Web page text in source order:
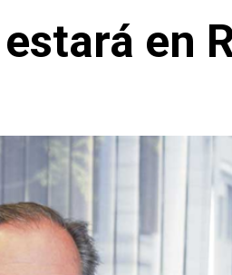
en